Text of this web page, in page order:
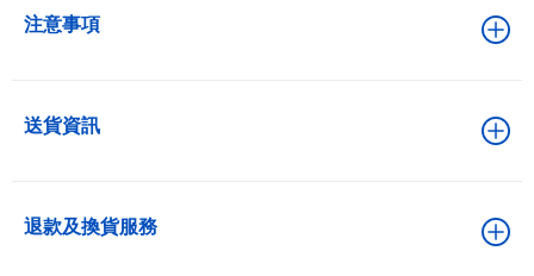
注意事項
送貨資訊
退款及換貨服務